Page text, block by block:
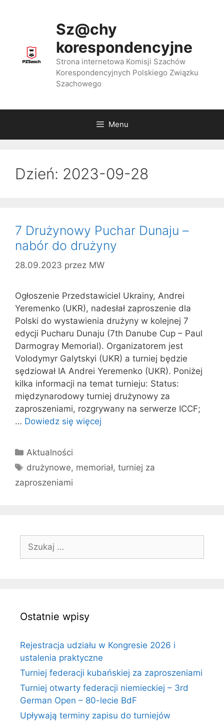
Sz@chy
korespondencyjne
Strona internetowa Komisji Szachów
Korespondencyjnych Polskiego Związku
Szachowego
Menu
Dzień: 2023-09-28
7 Drużynowy Puchar Dunaju –
nabór do drużyny
28.09.2023 przez MW
Ogłoszenie Przedstawiciel Ukrainy, Andrei
Yeremenko (UKR), nadesłał zaproszenie dla
Polski do wystawienia drużyny w kolejnej 7
edycji Pucharu Dunaju (7th Danube Cup – Paul
Darmogray Memorial). Organizatorem jest
Volodymyr Galytskyi (UKR) a turniej będzie
sędziował IA Andrei Yeremenko (UKR). Poniżej
kilka informacji na temat turnieju: Status:
międzynarodowy turniej drużynowy za
zaproszeniami, rozgrywany na serwerze ICCF;
… Dowiedz się więcej
Kategorie
Aktualności
Tagi
drużynowe, memoriał,turniej za
zaproszeniami
Ostatnie wpisy
Rejestracja udziału w Kongresie 2026 i
ustalenia praktyczne
Turniej federacji kubańskiej za zaproszeniami
Turniej otwarty federacji niemieckiej – 3rd
German Open – 80-lecie BdF
Upływają terminy zapisu do turniejów